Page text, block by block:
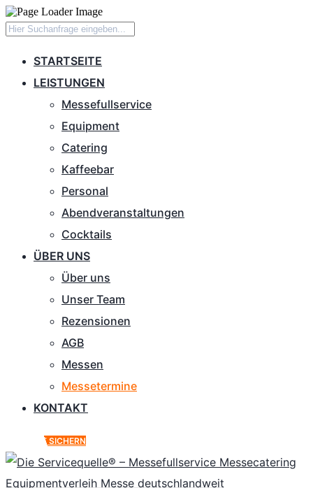
STARTSEITE
LEISTUNGEN
Messefullservice
Equipment
Catering
Kaffeebar
Personal
Abendveranstaltungen
Cocktails
ÜBER UNS
Über uns
Unser Team
Rezensionen
AGB
Messen
Messetermine
KONTAKT
ANGEBOT SICHERN